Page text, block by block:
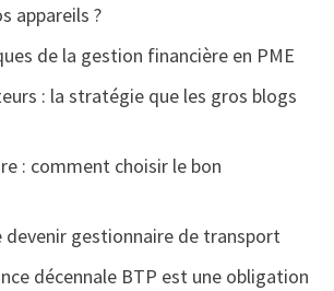
appareils ?
de la gestion financière en PME
: la stratégie que les gros blogs
: comment choisir le bon
devenir gestionnaire de transport
décennale BTP est une obligation